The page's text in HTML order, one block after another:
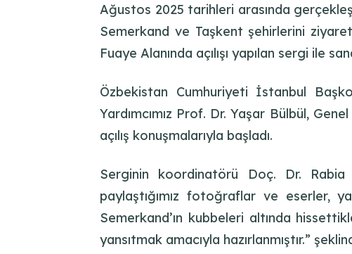
Ağustos 2025 tarihleri arasında
Semerkand ve Taşkent şehirlerini
Fuaye Alanında açılışı yapılan sergi ile
Özbekistan Cumhuriyeti İstanbul
Yardımcımız Prof. Dr. Yaşar Bülbül,
açılış konuşmalarıyla başladı.
Serginin koordinatörü Doç. Dr. Rabia
paylaştığımız fotoğraflar ve eserler,
Semerkand’ın kubbeleri altında
yansıtmak amacıyla hazırlanmıştır.”